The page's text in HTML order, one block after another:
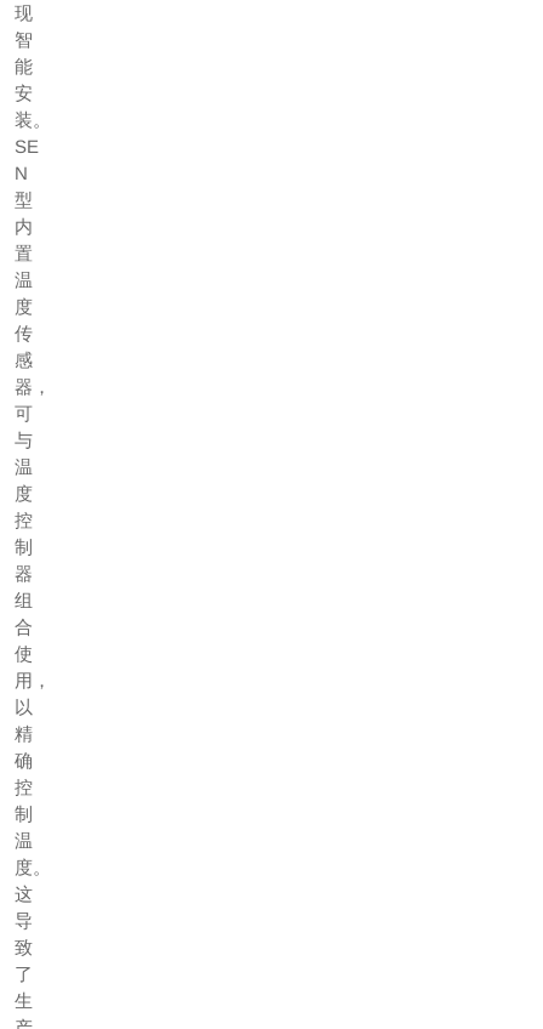
现
智
能
安
装。
SE
N
型
内
置
温
度
传
感
器，
可
与
温
度
控
制
器
组
合
使
用，
以
精
确
控
制
温
度。
这
导
致
了
生